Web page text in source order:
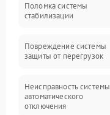
Электропитание
Механика
Поломка системы
стабилизации
Повреждение системы
защиты от перегрузок
Неисправность системы
автоматического
отключения